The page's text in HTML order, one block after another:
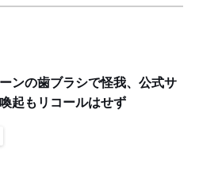
ンの歯ブラシで怪我、公式サ
起もリコールはせず